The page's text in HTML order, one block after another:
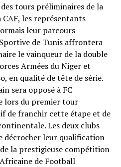
tours préliminaires de la
CAF, les représentants
leur parcours
de Tunis affrontera
le vainqueur de la double
Armées du Niger et
en qualité de tête de série.
sera opposé à FC
lors du premier tour
de franchir cette étape et de
Les deux clubs
décrocher leur qualification
la prestigieuse compétition
de Football⁠